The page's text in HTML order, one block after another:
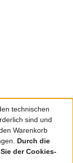
technischen
sind und
Warenkorb
Durch die
der Cookies-